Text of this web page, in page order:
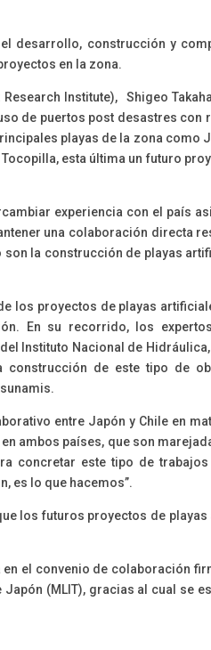
desarrollo, construcción y
en la zona.
Institute), Shigeo
de puertos post desastres con
playas de la zona como
esta última un futuro
experiencia con el país
una colaboración directa
la construcción de playas
los proyectos de playas
En su recorrido, los
Instituto Nacional de
de este tipo de
entre Japón y Chile en
ambos países, que son
concretar este tipo de
es lo que hacemos”.
los futuros proyectos de
el convenio de colaboración
(MLIT), gracias al cual se